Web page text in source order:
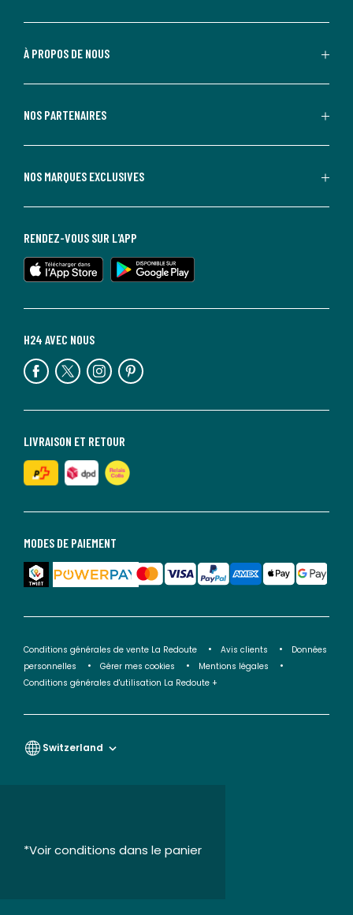
À PROPOS DE NOUS
NOS PARTENAIRES
NOS MARQUES EXCLUSIVES
MODES DE PAIEMENT
LIVRAISON ET RETOUR
H24 AVEC NOUS
RENDEZ-VOUS SUR L'APP
Conditions générales de vente La Redoute Avis clients
Données
personnelles
Gérer mes cookies
Mentions légales
Conditions générales d'utilisation La Redoute +
Switzerland
*Voir conditions dans le panier